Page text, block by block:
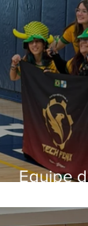
Equipe
prêmio